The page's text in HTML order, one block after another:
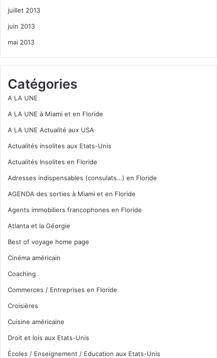
juillet 2013
juin 2013
mai 2013
Catégories
A LA UNE
A LA UNE à Miami et en Floride
A LA UNE Actualité aux USA
Actualités insolites aux Etats-Unis
Actualités Insolites en Floride
Adresses indispensables (consulats…) en Floride
AGENDA des sorties à Miami et en Floride
Agents immobiliers francophones en Floride
Atlanta et la Géorgie
Best of voyage home page
Cinéma américain
Coaching
Commerces / Entreprises en Floride
Croisières
Cuisine américaine
Droit et lois aux Etats-Unis
Écoles / Enseignement / Education aux Etats-Unis